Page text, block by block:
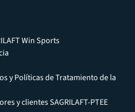
Win Sports
y Políticas de Tratamiento de la
y clientes SAGRILAFT-PTEE